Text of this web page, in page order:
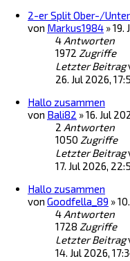
2-er Split Ober-/
von Markus1984 »19.
4 Antworten
1972 Zugriffe
Letzter Beitrag
26. Jul 2026,
Hallo zusammen
von Bali82 »16. Jul
2 Antworten
1050 Zugriffe
Letzter Beitrag
17. Jul 2026,
Hallo zusammen
von Goodfella_89 »
4 Antworten
1728 Zugriffe
Letzter Beitrag
14. Jul 2026,